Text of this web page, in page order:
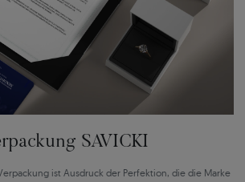
SAVICKI
ist Ausdruck der Perfektion, die die Marke